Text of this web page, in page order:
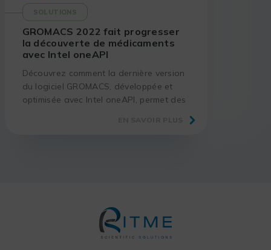
SOLUTIONS
GROMACS 2022 fait progresser
la découverte de médicaments
avec Intel oneAPI
Découvrez comment la dernière version
du logiciel GROMACS, développée et
optimisée avec Intel oneAPI, permet des